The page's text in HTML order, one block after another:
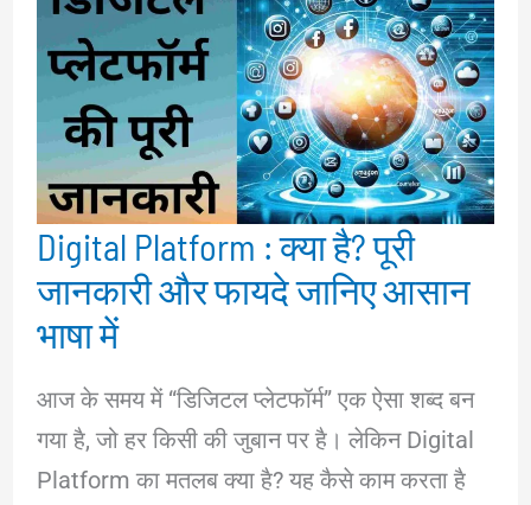
Digital Platform : क्या है? पूरी
जानकारी और फायदे जानिए आसान
भाषा में
आज के समय में “डिजिटल प्लेटफॉर्म” एक ऐसा शब्द बन
गया है, जो हर किसी की जुबान पर है। लेकिन Digital
Platform का मतलब क्या है? यह कैसे काम करता है